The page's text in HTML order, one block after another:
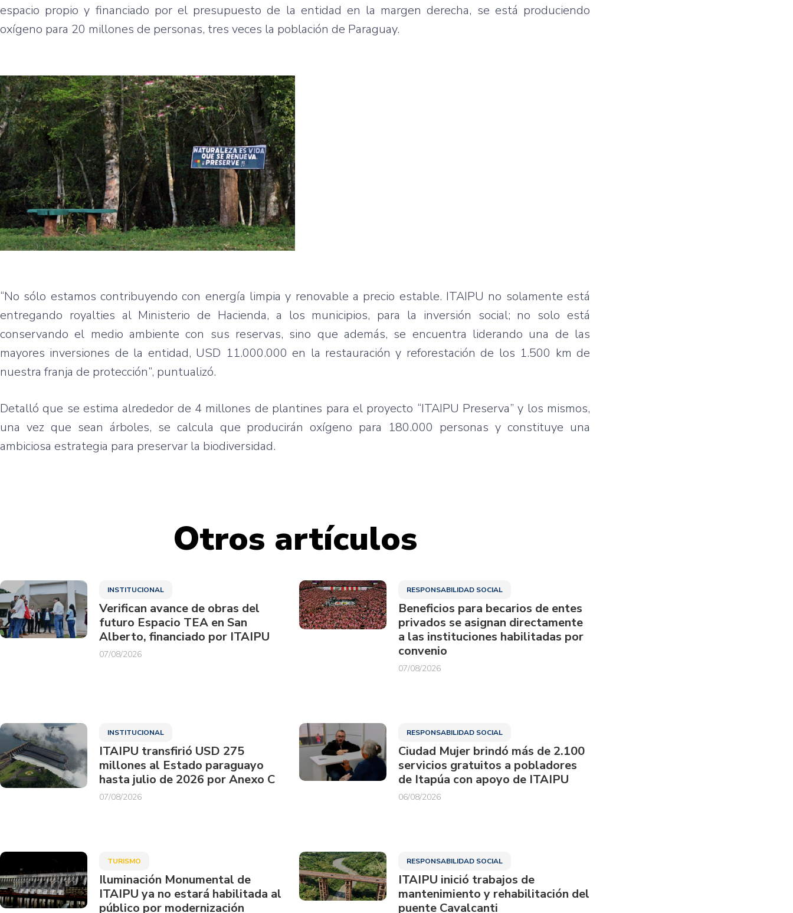
espacio propio y financiado por el presupuesto de la entidad en la margen derecha, se está produciendo
oxígeno para 20 millones de personas, tres veces la población de Paraguay.
“No sólo estamos contribuyendo con energía limpia y renovable a precio estable. ITAIPU no solamente está
entregando royalties al Ministerio de Hacienda, a los municipios, para la inversión social; no solo está
conservando el medio ambiente con sus reservas, sino que además, se encuentra liderando una de las
mayores inversiones de la entidad, USD 11.000.000 en la restauración y reforestación de los 1.500 km de
nuestra franja de protección”, puntualizó.
Detalló que se estima alrededor de 4 millones de plantines para el proyecto “ITAIPU Preserva” y los mismos,
una vez que sean árboles, se calcula que producirán oxígeno para 180.000 personas y constituye una
ambiciosa estrategia para preservar la biodiversidad.
Otros artículos
INSTITUCIONAL
Verifican avance de obras del
futuro Espacio TEA en San
Alberto, financiado por ITAIPU
07/08/2026
RESPONSABILIDAD SOCIAL
Beneficios para becarios de entes
privados se asignan directamente
a las instituciones habilitadas por
convenio
07/08/2026
INSTITUCIONAL
ITAIPU transfirió USD 275
millones al Estado paraguayo
hasta julio de 2026 por Anexo C
07/08/2026
RESPONSABILIDAD SOCIAL
Ciudad Mujer brindó más de 2.100
servicios gratuitos a pobladores
de Itapúa con apoyo de ITAIPU
06/08/2026
TURISMO
Iluminación Monumental de
ITAIPU ya no estará habilitada al
público por modernización
RESPONSABILIDAD SOCIAL
ITAIPU inició trabajos de
mantenimiento y rehabilitación del
puente Cavalcanti